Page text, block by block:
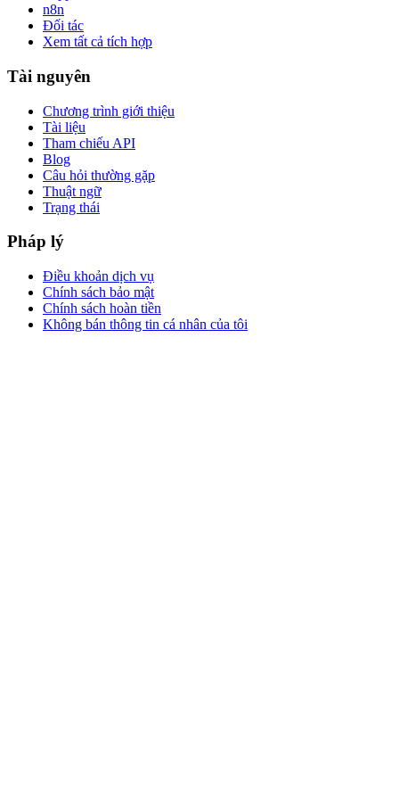
n8n
Đối tác
Xem tất cả tích hợp
Tài nguyên
Chương trình giới thiệu
Tài liệu
Tham chiếu API
Blog
Câu hỏi thường gặp
Thuật ngữ
Trạng thái
Pháp lý
Điều khoản dịch vụ
Chính sách bảo mật
Chính sách hoàn tiền
Không bán thông tin cá nhân của tôi